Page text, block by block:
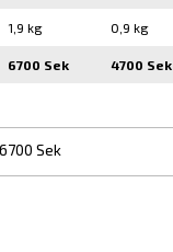
1,9 kg 0,9 kg
6700 Sek 4700 Sek
Sek